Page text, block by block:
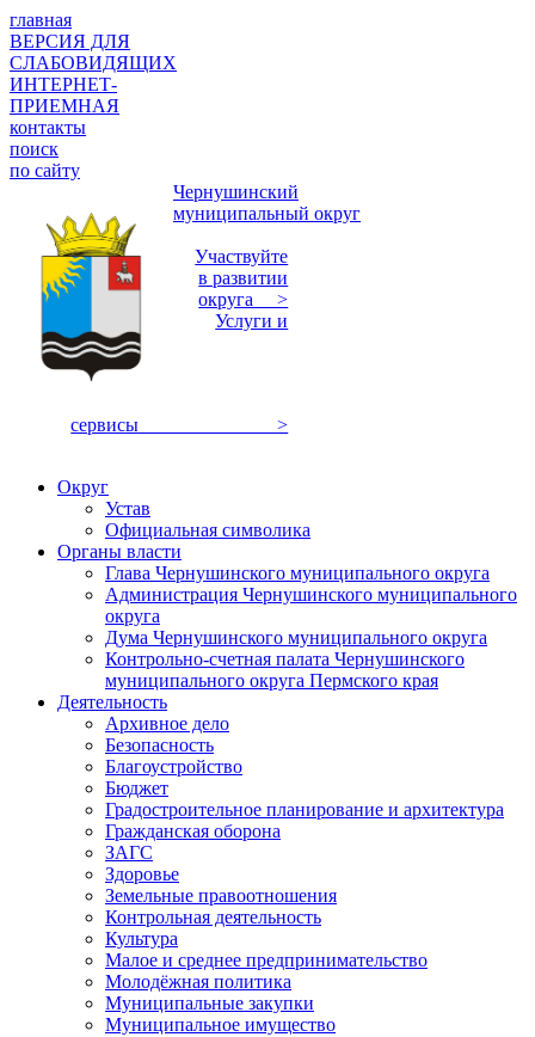
главная
ВЕРСИЯ ДЛЯ
СЛАБОВИДЯЩИХ
ИНТЕРНЕТ-
ПРИЕМНАЯ
контакты
поиск
по сайту
Чернушинский
муниципальный округ
Участвуйте
в развитии
округа >
Услуги и
сервисы >
Округ
Устав
Официальная символика
Органы власти
Глава Чернушинского муниципального округа
Администрация Чернушинского муниципального
округа
Дума Чернушинского муниципального округа
Контрольно-счетная палата Чернушинского
муниципального округа Пермского края
Деятельность
Архивное дело
Безопасность
Благоустройство
Бюджет
Градостроительное планирование и архитектура
Гражданская оборона
ЗАГС
Здоровье
Земельные правоотношения
Контрольная деятельность
Культура
Малое и среднее предпринимательство
Молодёжная политика
Муниципальные закупки
Муниципальное имущество